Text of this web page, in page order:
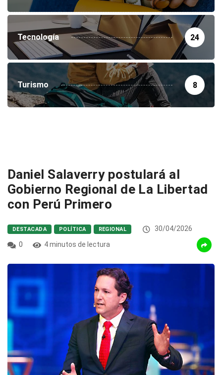
Tecnología 24
Turismo 8
Daniel Salaverry postulará al
Gobierno Regional de La Libertad
con Perú Primero
DESTACADA POLÍTICA REGIONAL
30/04/2026
0
4 minutos de lectura